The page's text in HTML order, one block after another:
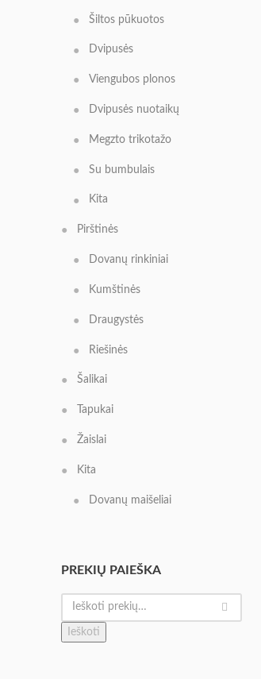
Šiltos pūkuotos
Dvipusės
Viengubos plonos
Dvipusės nuotaikų
Megzto trikotažo
Su bumbulais
Kita
Pirštinės
Dovanų rinkiniai
Kumštinės
Draugystės
Riešinės
Šalikai
Tapukai
Žaislai
Kita
Dovanų maišeliai
PREKIŲ PAIEŠKA
Ieškoti